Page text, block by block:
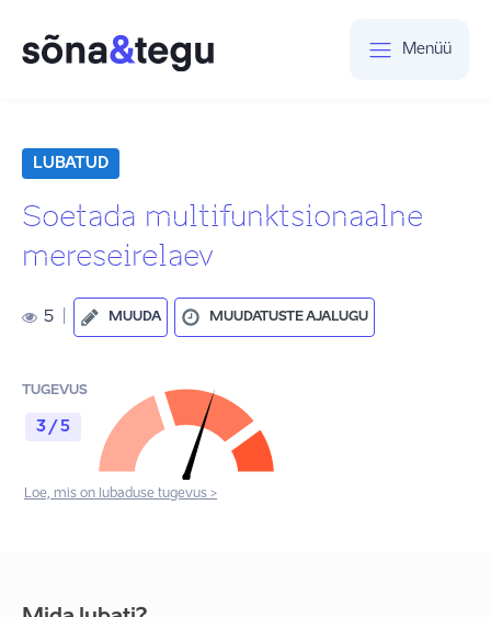
Menüü
LUBATUD
Soetada multifunktsionaalne
mereseirelaev
5 MUUDA MUUDATUSTE AJALUGU
TUGEVUS
3 / 5
Loe, mis on lubaduse tugevus >